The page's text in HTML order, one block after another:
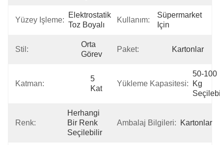
Yüzey Işleme:
Elektrostatik
Toz Boyalı
Kullanım:
Süpermarket
Için
Stil:
Orta
Görev
Paket: Kartonlar
Katman:
5
Kat
Yükleme Kapasitesi:
50-100
Kg
Renk:
Herhangi
Bir Renk
Seçilebilir
Ambalaj Bilgileri: Kartonlar